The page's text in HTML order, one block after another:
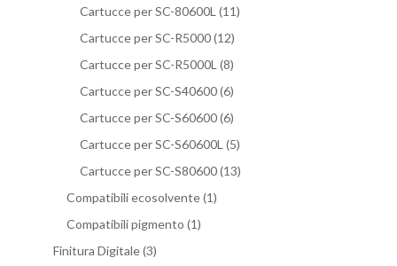
Cartucce per SC-80600L (11)
Cartucce per SC-R5000(12)
Cartucce per SC-R5000L (8)
Cartucce per SC-S40600(6)
Cartucce per SC-S60600(6)
Cartucce per SC-S60600L (5)
Cartucce per SC-S80600(13)
Compatibili ecosolvente(1)
Compatibili pigmento (1)
Finitura Digitale(3)